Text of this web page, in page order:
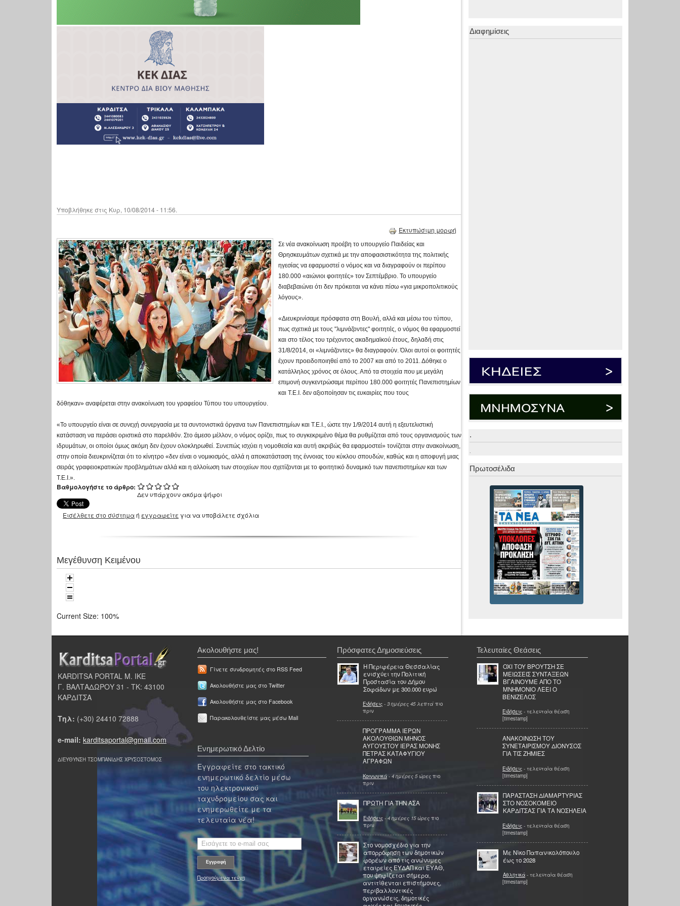
Υποβλήθηκε στις Κυρ, 10/08/2014 - 11:56.
Εκτυπώσιμη μορφή
Σε νέα ανακοίνωση προέβη το υπουργείο Παιδείας και
Θρησκευμάτων σχετικά με την αποφασιστικότητα της πολιτικής
ηγεσίας να εφαρμοστεί ο νόμος και να διαγραφούν οι περίπου
180.000 «αιώνιοι φοιτητές» τον Σεπτέμβριο. Το υπουργείο
διαβεβαιώνει ότι δεν πρόκειται να κάνει πίσω «για μικροπολιτικούς
λόγους».
«Διευκρινίσαμε πρόσφατα στη Βουλή, αλλά και μέσω του τύπου,
πως σχετικά με τους "λιμνάζοντες" φοιτητές, ο νόμος θα εφαρμοστεί
και στο τέλος του τρέχοντος ακαδημαϊκού έτους, δηλαδή στις
31/8/2014, οι «λιμνάζοντες» θα διαγραφούν. Όλοι αυτοί οι φοιτητές
έχουν προειδοποιηθεί από το 2007 και από το 2011. Δόθηκε ο
κατάλληλος χρόνος σε όλους. Από τα στοιχεία που με μεγάλη
επιμονή συγκεντρώσαμε περίπου 180.000 φοιτητές Πανεπιστημίων
και Τ.Ε.Ι. δεν αξιοποίησαν τις ευκαιρίες που τους
δόθηκαν» αναφέρεται στην ανακοίνωση του γραφείου Τύπου του υπουργείου.
«Το υπουργείο είναι σε συνεχή συνεργασία με τα συντονιστικά όργανα των Πανεπιστημίων και Τ.Ε.Ι., ώστε την 1/9/2014 αυτή η εξευτελιστική
κατάσταση να περάσει οριστικά στο παρελθόν. Στο άμεσο μέλλον, ο νόμος ορίζει, πως το συγκεκριμένο θέμα θα ρυθμίζεται από τους οργανισμούς των
ιδρυμάτων, οι οποίοι όμως ακόμη δεν έχουν ολοκληρωθεί. Συνεπώς ισχύει η νομοθεσία και αυτή ακριβώς θα εφαρμοστεί» τονίζεται στην ανακοίνωση,
στην οποία διευκρινίζεται ότι το κίνητρο «δεν είναι ο νομικισμός, αλλά η αποκατάσταση της έννοιας του κύκλου σπουδών, καθώς και η αποφυγή μιας
σειράς γραφειοκρατικών προβλημάτων αλλά και η αλλοίωση των στοιχείων που σχετίζονται με το φοιτητικό δυναμικό των πανεπιστημίων και των
Τ.Ε.Ι.».
Βαθμολογήστε το άρθρο:
Δεν υπάρχουν ακόμα ψήφοι
Εισέλθετε στο σύστημαή εγγραφείτε για να υποβάλετε σχόλια
Μεγέθυνση Κειμένου
Current Size: 100%
Διαφημίσεις
.
.
Πρωτοσέλιδα
KARDITSA PORTAL Μ. ΙΚΕ
Γ. ΒΑΛΤΑΔΩΡΟΥ 31 - ΤΚ: 43100
ΚΑΡΔΙΤΣΑ
Τηλ: (+30) 24410 72888
e-mail: karditsaportal@gmail.com
ΔΙΕΥΘΥΝΣΗ ΤΣΟΜΠΑΝΙΔΗΣ ΧΡΥΣΟΣΤΟΜΟΣ
Ακολουθήστε μας!
Γίνετε συνδρομητές στο RSS Feed
Ακολουθήστε μας στο Twitter
Ακολουθήστε μας στο Facebook
Παρακολουθείστε μας μέσω Mail
Ενημερωτικό Δελτίο
Εγγραφείτε στο τακτικό
ενημερωτικό δελτίο μέσω
του ηλεκτρονικού
ταχυδρομείου σας και
ενημερωθείτε με τα
τελευταία νέα!
Προηγούμενα τεύχη
Πρόσφατες Δημοσιεύσεις
Η Περιφέρεια Θεσσαλίας
ενισχύει την Πολιτική
Προστασία του Δήμου
Σοφάδων με 300.000 ευρώ
Ειδήσεις - 3 ημέρες 45 λεπτά πιο
πριν
ΠΡΟΓΡΑΜΜΑ ΙΕΡΩΝ
ΑΚΟΛΟΥΘΙΩΝ ΜΗΝΟΣ
ΑΥΓΟΥΣΤΟΥ ΙΕΡΑΣ ΜΟΝΗΣ
ΠΕΤΡΑΣ ΚΑΤΑΦΥΓΙΟΥ
ΑΓΡΑΦΩΝ
Κοινωνικά - 4 ημέρες 5 ώρες πιο
πριν
ΠΡΩΤΗ ΓΙΑ ΤΗΝ ΑΣΑ
Ειδήσεις - 4 ημέρες 15 ώρες πιο
πριν
Στο νομοσχέδιο για την
απορρόφηση των δημοτικών
φορέων από τις ανώνυμες
εταιρείες ΕΥΔΑΠ και ΕΥΑΘ,
που ψηφίζεται σήμερα,
αντιτίθενται επιστήμονες,
περιβαλλοντικές
οργανώσεις, δημοτικές
Τελευταίες Θεάσεις
OXI TOY ΒΡΟΥΤΣΗ ΣΕ
ΜΕΙΩΣΕΙΣ ΣΥΝΤΑΞΕΩΝ
ΒΓΑΙΝΟΥΜΕ ΑΠΟ ΤΟ
ΜΝΗΜΟΝΙΟ ΛΕΕΙ Ο
ΒΕΝΙΖΕΛΟΣ
Ειδήσεις - τελευταία θέαση
[timestamp]
ΑΝΑΚΟΙΝΩΣΗ ΤΟΥ
ΣΥΝΕΤΑΙΡΙΣΜΟΥ ΔΙΟΝΥΣΟΣ
ΓΙΑ ΤΙΣ ΖΗΜΙΕΣ
Ειδήσεις - τελευταία θέαση
[timestamp]
ΠΑΡΑΣΤΑΣΗ ΔΙΑΜΑΡΤΥΡΙΑΣ
ΣΤΟ ΝΟΣΟΚΟΜΕΙΟ
ΚΑΡΔΙΤΣΑΣ ΓΙΑ ΤΑ ΝΟΣΗΛΕΙΑ
Ειδήσεις - τελευταία θέαση
[timestamp]
Με Νίκο Παπανικολόπουλο
έως το 2028
Αθλητικά - τελευταία θέαση
[timestamp]